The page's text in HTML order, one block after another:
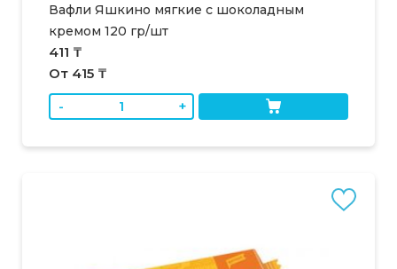
Вафли Яшкино мягкие с шоколадным
кремом 120 гр/шт
411 ₸
От 415 ₸
-
+